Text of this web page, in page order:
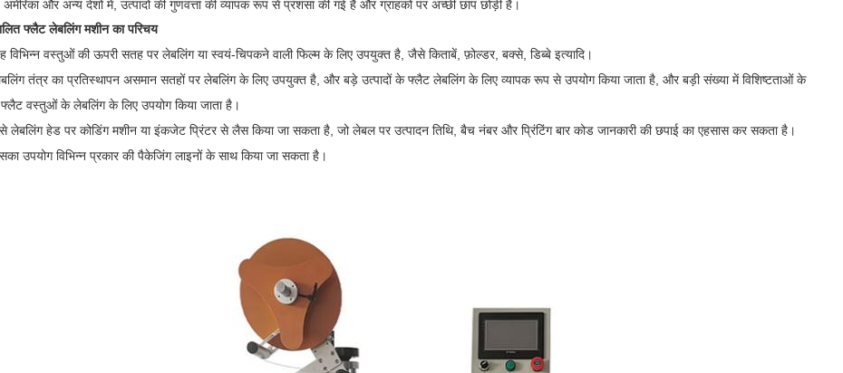
अमेरिका और अन्य देशों में, उत्पादों की गुणवत्ता की व्यापक रूप से प्रशंसा की गई है और ग्राहकों पर अच्छी छाप छोड़ी है।
फ्लैट लेबलिंग मशीन का परिचय
विभिन्न वस्तुओं की ऊपरी सतह पर लेबलिंग या स्वयं-चिपकने वाली फिल्म के लिए उपयुक्त है, जैसे किताबें, फ़ोल्डर, बक्से, डिब्बे इत्यादि।
तंत्र का प्रतिस्थापन असमान सतहों पर लेबलिंग के लिए उपयुक्त है, और बड़े उत्पादों के फ्लैट लेबलिंग के लिए व्यापक रूप से उपयोग किया जाता है, और बड़ी संख्या में विशिष्टताओं के
वस्तुओं के लेबलिंग के लिए उपयोग किया जाता है।
लेबलिंग हेड पर कोडिंग मशीन या इंकजेट प्रिंटर से लैस किया जा सकता है, जो लेबल पर उत्पादन तिथि, बैच नंबर और प्रिंटिंग बार कोड जानकारी की छपाई का एहसास कर सकता है।
उपयोग विभिन्न प्रकार की पैकेजिंग लाइनों के साथ किया जा सकता है।